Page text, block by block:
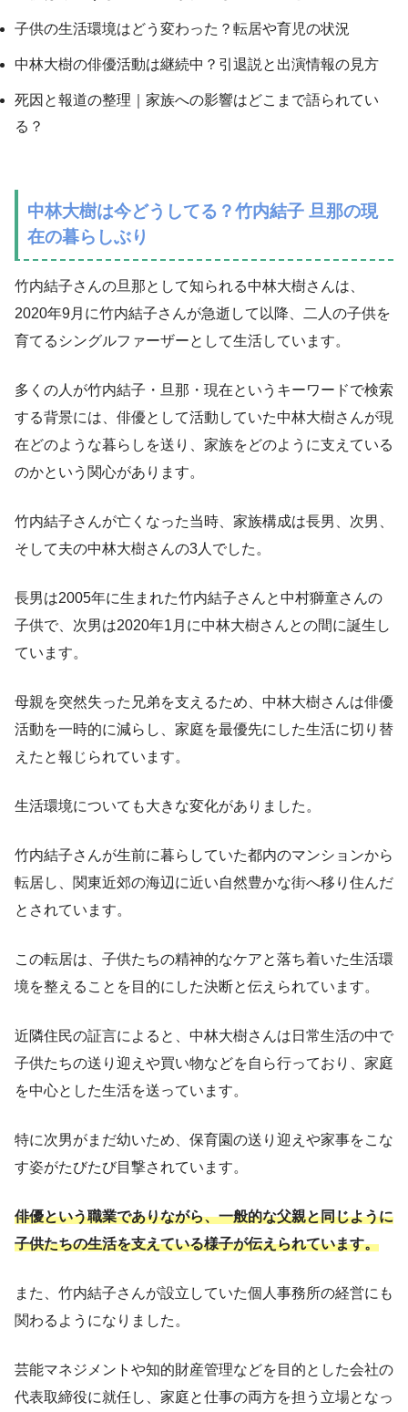
子供の生活環境はどう変わった？転居や育児の状況
中林大樹の俳優活動は継続中？引退説と出演情報の見方
死因と報道の整理｜家族への影響はどこまで語られてい
る？
中林大樹は今どうしてる？竹内結子 旦那の現
在の暮らしぶり
竹内結子さんの旦那として知られる中林大樹さんは、
2020年9月に竹内結子さんが急逝して以降、二人の子供を
育てるシングルファーザーとして生活しています。
多くの人が竹内結子・旦那・現在というキーワードで検索
する背景には、俳優として活動していた中林大樹さんが現
在どのような暮らしを送り、家族をどのように支えている
のかという関心があります。
竹内結子さんが亡くなった当時、家族構成は長男、次男、
そして夫の中林大樹さんの3人でした。
長男は2005年に生まれた竹内結子さんと中村獅童さんの
子供で、次男は2020年1月に中林大樹さんとの間に誕生し
ています。
母親を突然失った兄弟を支えるため、中林大樹さんは俳優
活動を一時的に減らし、家庭を最優先にした生活に切り替
えたと報じられています。
生活環境についても大きな変化がありました。
竹内結子さんが生前に暮らしていた都内のマンションから
転居し、関東近郊の海辺に近い自然豊かな街へ移り住んだ
とされています。
この転居は、子供たちの精神的なケアと落ち着いた生活環
境を整えることを目的にした決断と伝えられています。
近隣住民の証言によると、中林大樹さんは日常生活の中で
子供たちの送り迎えや買い物などを自ら行っており、家庭
を中心とした生活を送っています。
特に次男がまだ幼いため、保育園の送り迎えや家事をこな
す姿がたびたび目撃されています。
俳優という職業でありながら、一般的な父親と同じように
子供たちの生活を支えている様子が伝えられています。
また、竹内結子さんが設立していた個人事務所の経営にも
関わるようになりました。
芸能マネジメントや知的財産管理などを目的とした会社の
代表取締役に就任し、家庭と仕事の両方を担う立場となっ